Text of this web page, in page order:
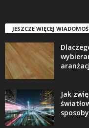
JESZCZE WIĘCEJ
Jak